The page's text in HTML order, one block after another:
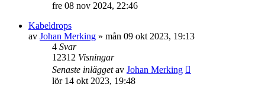
fre 08 nov 2024, 22:46
Kabeldrops
av Johan Merking » mån 09 okt 2023, 19:13
4 Svar
12312 Visningar
Senaste inläggetav Johan Merking
lör 14 okt 2023, 19:48